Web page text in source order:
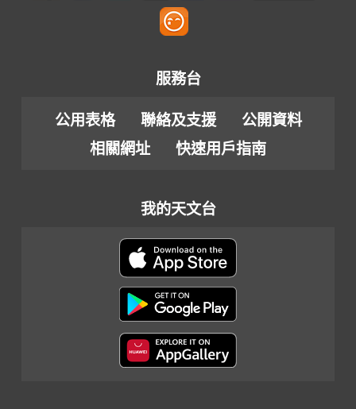
服務台
公用表格 聯絡及支援
公開資料
相關網址
快速用戶指南
我的天文台